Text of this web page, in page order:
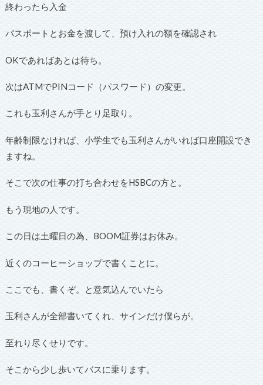
終わったら入金
パスポートとお金を渡して、預け入れの額を確認され
OKであればあとは待ち。
次はATMでPINコード（パスワード）の変更。
これも玉利さんが手とり足取り。
年齢制限なければ、小学生でも玉利さんがいれば口座開設でき
ますね。
そこで次の仕事の打ち合わせをHSBCの方と。
もう現地の人です。
この日は土曜日の為、BOOM証券はお休み。
近くのコーヒーショップで書くことに。
ここでも、書くぞ。と意気込んでいたら
玉利さんが全部書いてくれ、サインだけ僕らが。
至れり尽くせりです。
そこから少し歩いてバスに乗ります。